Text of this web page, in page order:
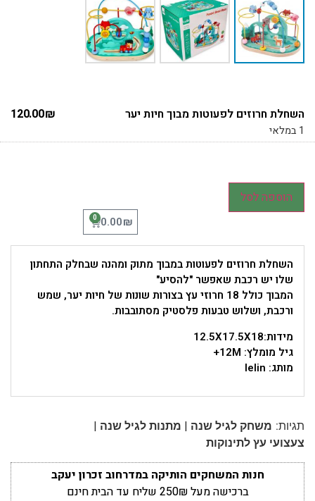
השחלת חרוזים לפעוטות מבוך חיות יער 120.00₪
1 במלאי
הוספה לסל
0.00₪
0
השחלת חרוזים לפעוטות במבוך מתוק ומהנה שבחלק התחתון
שלו יש רכבת שאפשר "להסיע"
המבוך כולל 18 חרוזי עץ בצורות שונות של חיות יער, שמש
ורכבת, ושלוש טבעות פלסטיק מסתובבות.
מידות:12.5X17.5X18
גיל מומלץ: 12M+
מותג: lelin
תגיות: משחק לגיל שנה | מתנות לגיל שנה |
צעצועי עץ לתינוקות
חנות המשחקים הותיקה במדרחוב זכרון יעקב
ברכישה מעל 250₪ שליח עד הבית חינם